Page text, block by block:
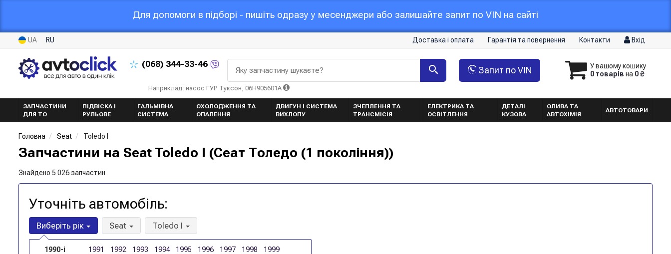
Для допомоги в підборі - пишіть одразу у месенджери або залишайте запит по VIN на сайті
UA RU Доставка і оплата Гарантія та повернення Контакти Вхід
(068) 344-33-46
У вашому кошику
0 товарів на 0 ₴
Запит по VIN
Яку запчастину шукаєте?
Наприклад: насос ГУР Туксон, 06H905601A
ЗАПЧАСТИНИ
ДЛЯ ТО
ПІДВІСКА І
РУЛЬОВЕ
ГАЛЬМІВНА
СИСТЕМА
ОХОЛОДЖЕННЯ ТА
ОПАЛЕННЯ
ДВИГУН І СИСТЕМА
ВИХЛОПУ
ЗЧЕПЛЕННЯ ТА
ТРАНСМІСІЯ
ЕЛЕКТРИКА ТА
ОСВІТЛЕННЯ
ДЕТАЛІ
КУЗОВА
ОЛИВА ТА
АВТОХІМІЯ
АВТОТОВАРИ
Головна Seat Toledo I
Запчастини на Seat Toledo I (Сеат Толедо (1 покоління))
Знайдено 5 026 запчастин
Уточніть автомобіль:
Виберіть рік
1990-і 1991 1992 1993 1994 1995 1996 1997 1998 1999
Seat Toledo I